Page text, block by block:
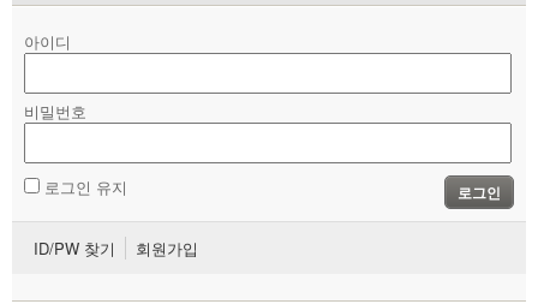
아이디
비밀번호
로그인 유지 로그인
ID/PW 찾기 회원가입